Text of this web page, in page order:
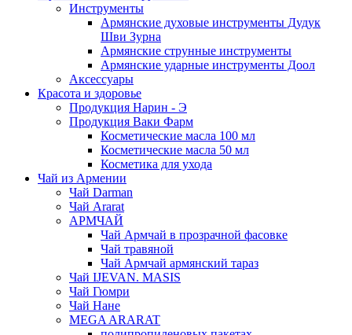
Инструменты
Армянские духовые инструменты Дудук
Шви Зурна
Армянские струнные инструменты
Армянские ударные инструменты Доол
Аксессуары
Красота и здоровье
Продукция Нарин - Э
Продукция Ваки Фарм
Косметические масла 100 мл
Косметические масла 50 мл
Косметика для ухода
Чай из Армении
Чай Darman
Чай Ararat
АРМЧАЙ
Чай Армчай в прозрачной фасовке
Чай травяной
Чай Армчай армянский тараз
Чай IJEVAN. MASIS
Чай Гюмри
Чай Нане
MEGA ARARAT